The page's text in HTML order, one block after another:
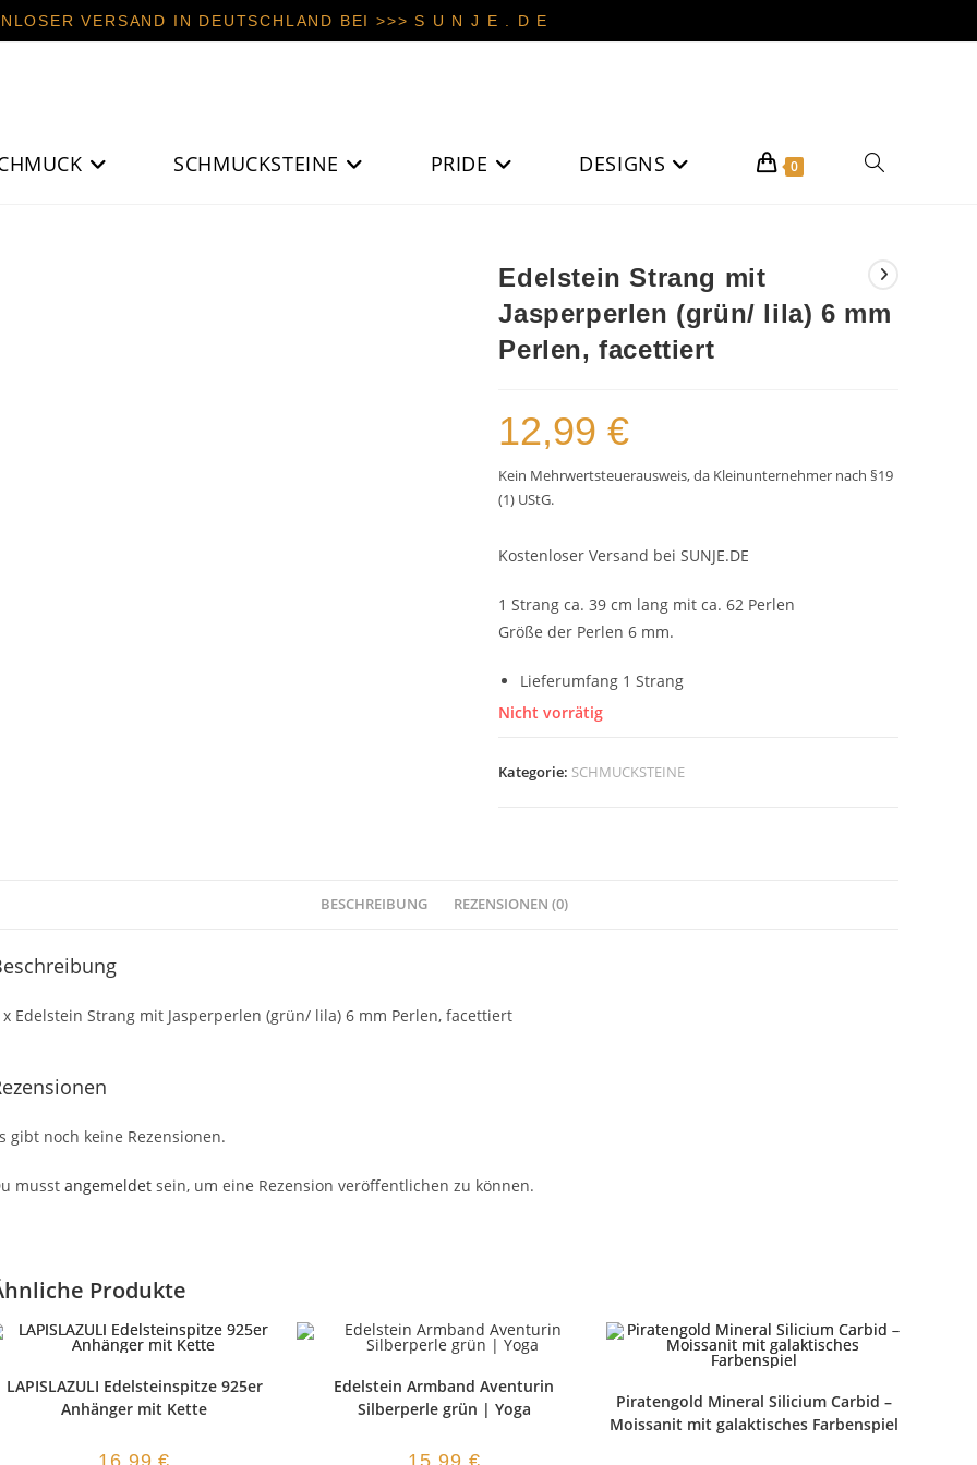
VERSAND IN DEUTSCHLAND BEI >>> S U N J E . D E
SCHMUCKSTEINE PRIDE DESIGNS 0 Website-
umschalten
Edelstein Strang mit
Jasperperlen (grün/ lila) 6 mm
Perlen, facettiert
12,99€
Kein Mehrwertsteuerausweis, da Kleinunternehmer nach §19
(1) UStG.
Kostenloser Versand bei SUNJE.DE
1 Strang ca. 39 cm lang mit ca. 62 Perlen
Größe der Perlen 6 mm.
Lieferumfang 1 Strang
Nicht vorrätig
Kategorie: SCHMUCKSTEINE
BESCHREIBUNG REZENSIONEN (0)
x Edelstein Strang mit Jasperperlen (grün/ lila) 6 mm Perlen, facettiert
gibt noch keine Rezensionen.
musst angemeldet sein, um eine Rezension veröffentlichen zu können.
Produkte
LAPISLAZULI Edelsteinspitze 925er
Anhänger mit Kette
16,99€
Edelstein Armband Aventurin
Silberperle grün | Yoga
15,99 €
Piratengold Mineral Silicium Carbid –
Moissanit mit galaktisches Farbenspiel